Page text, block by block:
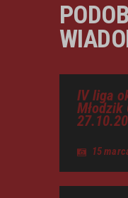
IV liga
15